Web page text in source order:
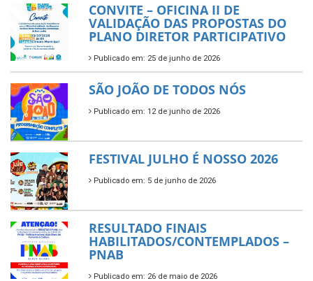
CONVITE – OFICINA II DE
VALIDAÇÃO DAS PROPOSTAS DO
PLANO DIRETOR PARTICIPATIVO
Publicado em: 25 de junho de 2026
SÃO JOÃO DE TODOS NÓS
Publicado em: 12 de junho de 2026
FESTIVAL JULHO É NOSSO 2026
Publicado em: 5 de junho de 2026
RESULTADO FINAIS
HABILITADOS/CONTEMPLADOS –
PNAB
Publicado em: 26 de maio de 2026